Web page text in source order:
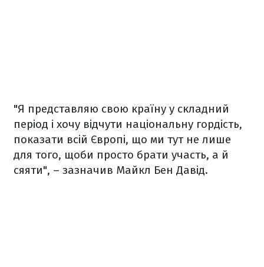
"Я представляю свою країну у складний
період і хочу відчути національну гордість,
показати всій Європі, що ми тут не лише
для того, щоби просто брати участь, а й
сяяти", – зазначив Майкл Бен Давід.